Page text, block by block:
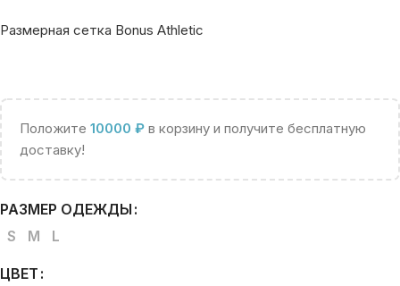
Размерная сетка Bonus Athletic
Положите 10000 ₽ в корзину и получите бесплатную
доставку!
РАЗМЕР ОДЕЖДЫ
S
M L
ЦВЕТ